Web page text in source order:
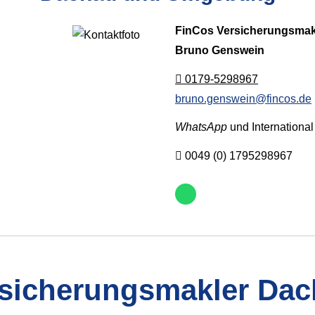
FinCos
Bruno Genswein
0179-5298967
bruno.genswein@fincos.de
WhatsApp und International
0049 (0) 1795298967